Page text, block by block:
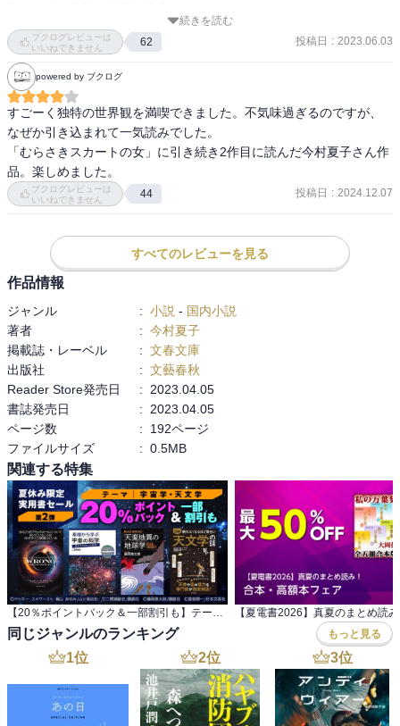
その後に続く『的になった七未』も同じスタイルの作品で、わたし
に当てて、と願う女の子七未が主人公の短編。こちらは『木になっ
た亜沙』の倍以上ある、88ページにもわたる作品で、こちらは『木
になった亜沙』よりも寓話のような要素が強く、浮かんでくる映像
はマンガかアニメーションのようだった。わたしには寓話よりも、
背景描写がしっかりしたコメディのように感じられる部分が強かっ
たように思うのだけれど。
いずれの作品も女の子が主人公で、この二人の女の子の人生がかな
だし、リアルだったとしたら寓話であってほしいと願うくらい、悲
しかった。この子から相談を受けたら、どのように返してあげたら
いいんだろう、と、仕事柄そんなことを考えながら読んで、途中か
らそんなことを考えながら読むことがもったいなくなって、没頭し
た。傷を描き、抉る。
作品の最後には、作者である今村夏子さんの日記が収録されてい
て、この今村夏子さんという作家さんが普段何を考えているのか気
になりまくっているわたしにはかなり嬉しいものだった。描かれて
いるのはコロナ禍の子育ての様子で、その大変さはもちろんなのだ
けれど、どちらかというとわたしには今村さんの不器用さ（ごめん
なさい）の方が強く伝わってきて、だけどそれがその人自身の等身
大のリアルな生活なんだろうな、と思えてわたしは好きだ。
木になったり的になったりする独特な作品、いや、ここはあえてこ
の言葉を使うと、”クレイジーな世界観の作品”の解説は村田沙耶香さ
ん。もっともっとクレイジーな解説を求めていた自分がいた。
帯にある「食べて、お願い。私の手から。」を見て浮かんでくるの
は、マカロニえんぴつの『ブルーベリー・ナイツ』
サビのラスト『誰でもいいよ、私を掬って、食べて』というその歌
詞に含まれるもう一つの意味、『私を救って、食べて』。
みんなも是非聴いてくれよな！！！
続きを読む
ブクログレビューは
いいねできません
62 投稿日 : 2023.06.03
powered by ブクログ
すごーく独特の世界観を満喫できました。不気味過ぎるのですが、
なぜか引き込まれて一気読みでした。
「むらさきスカートの女」に引き続き2作目に読んだ今村夏子さん作
品。楽しめました。
ブクログレビューは
いいねできません
44 投稿日 : 2024.12.07
すべてのレビューを見る
作品情報
ジャンル : 小説 - 国内小説
著者
: 今村夏子
掲載誌・レーベル
: 文春文庫
出版社
: 文藝春秋
Reader Store発売日
:
2023.04.05
書誌発売日
:
2023.04.05
ページ数
:
192ページ
ファイルサイズ
: 0.5MB
関連する特集
【20％ポイントバック＆一部割引も】テーマ：宇宙学・天文学 夏休み限定実用書セール第2弾
同じジャンルのランキング もっと見る
1位 2位 3位